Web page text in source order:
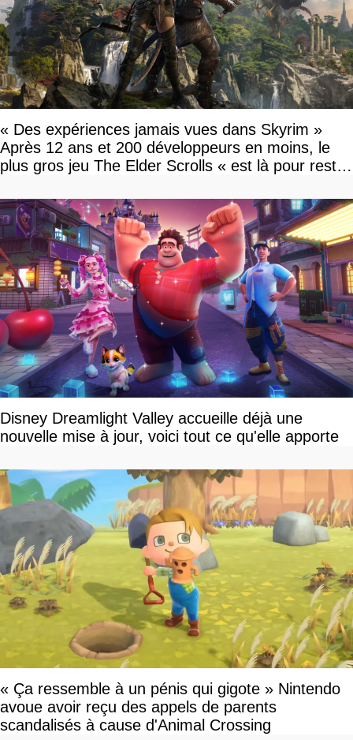
« Des expériences jamais vues dans Skyrim »
Après 12 ans et 200 développeurs en moins, le
plus gros jeu The Elder Scrolls « est là pour rester
Disney Dreamlight Valley accueille déjà une
nouvelle mise à jour, voici tout ce qu'elle apporte
« Ça ressemble à un pénis qui gigote » Nintendo
avoue avoir reçu des appels de parents
scandalisés à cause d'Animal Crossing